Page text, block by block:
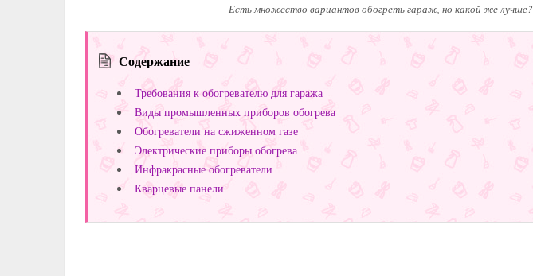
Есть множество вариантов обогреть гараж, но какой же лучше?
Содержание
Требования к обогревателю для гаража
Виды промышленных приборов обогрева
Обогреватели на сжиженном газе
Электрические приборы обогрева
Инфракрасные обогреватели
Кварцевые панели